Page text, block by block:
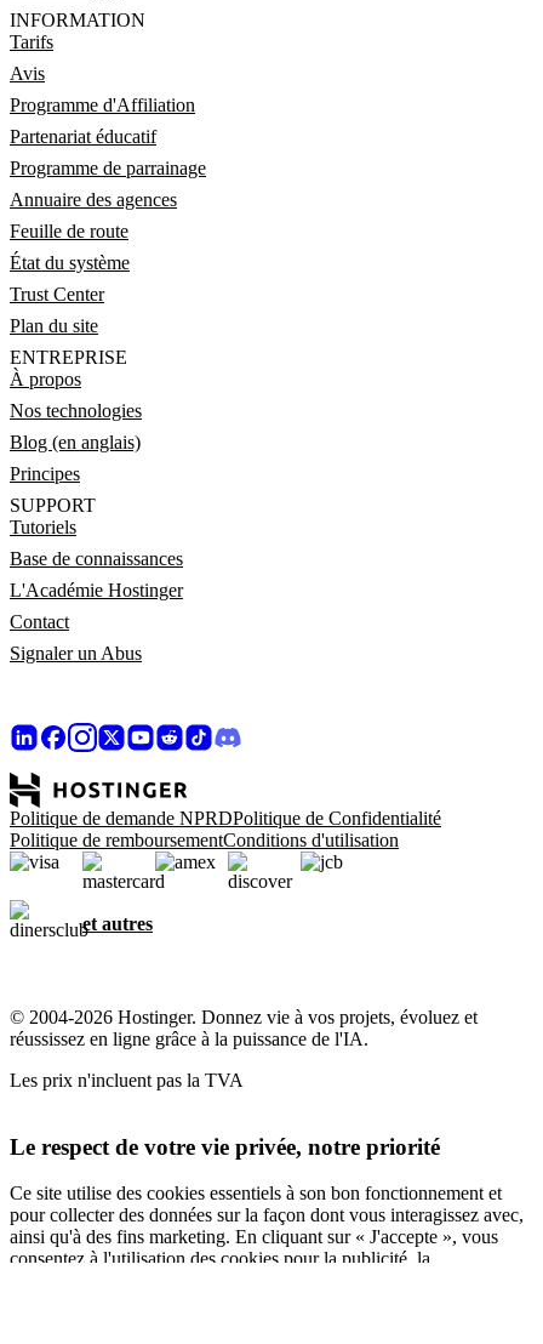
INFORMATION
Tarifs
Avis
Programme d'Affiliation
Partenariat éducatif
Programme de parrainage
Annuaire des agences
Feuille de route
État du système
Trust Center
Plan du site
ENTREPRISE
À propos
Nos technologies
Blog (en anglais)
Principes
SUPPORT
Tutoriels
Base de connaissances
L'Académie Hostinger
Contact
Signaler un Abus
Politique de demande NPRDPolitique de Confidentialité
Politique de remboursementConditions d'utilisation
et autres
© 2004-2026 Hostinger. Donnez vie à vos projets, évoluez et
réussissez en ligne grâce à la puissance de l'IA.
Les prix n'incluent pas la TVA
Le respect de votre vie privée, notre priorité
Ce site utilise des cookies essentiels à son bon fonctionnement et
pour collecter des données sur la façon dont vous interagissez avec,
ainsi qu'à des fins marketing. En cliquant sur « J'accepte », vous
consentez à l'utilisation des cookies pour la publicité, la